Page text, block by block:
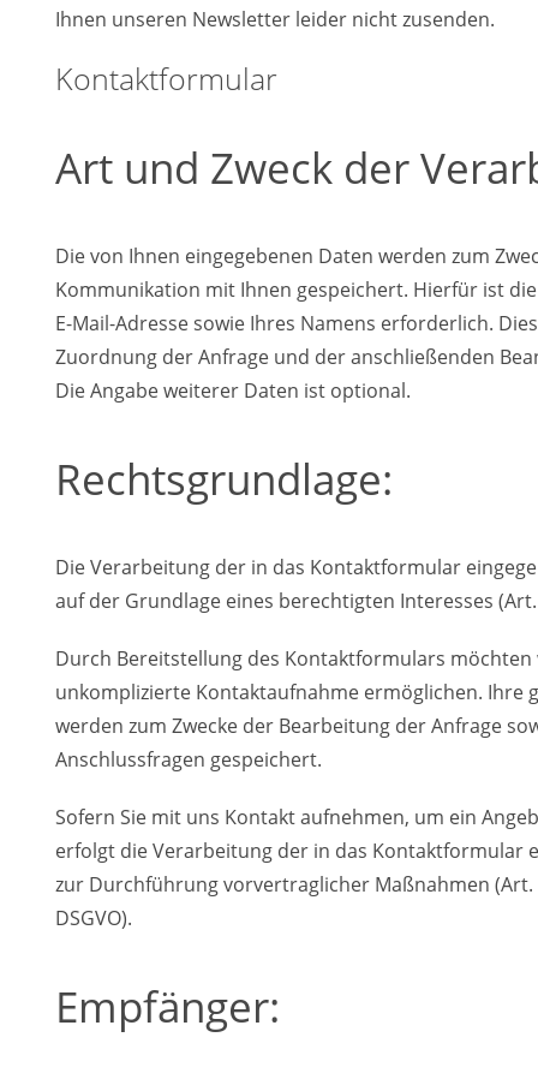
Ihnen unseren Newsletter leider nicht zusenden.
Kontaktformular
Art und Zweck der
Die von Ihnen eingegebenen Daten werden zum
Kommunikation mit Ihnen gespeichert. Hierfür ist
E-Mail-Adresse sowie Ihres Namens erforderlich.
Zuordnung der Anfrage und der anschließenden
Die Angabe weiterer Daten ist optional.
Rechtsgrundlage:
Die Verarbeitung der in das Kontaktformular
auf der Grundlage eines berechtigten Interesses (Art.
Durch Bereitstellung des Kontaktformulars möchten
unkomplizierte Kontaktaufnahme ermöglichen. Ihre
werden zum Zwecke der Bearbeitung der Anfrage
Anschlussfragen gespeichert.
Sofern Sie mit uns Kontakt aufnehmen, um ein
erfolgt die Verarbeitung der in das Kontaktformular
zur Durchführung vorvertraglicher Maßnahmen (Art.
DSGVO).
Empfänger: